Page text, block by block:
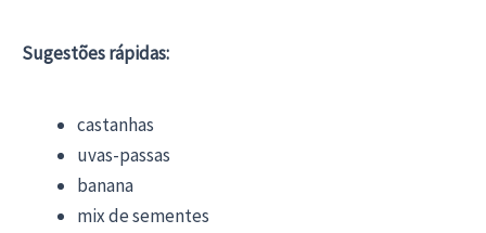
Sugestões rápidas:
castanhas
uvas-passas
banana
mix de sementes